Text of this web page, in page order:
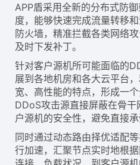
APP盾采用全新的分布式防
度，能够快速完成流量转移
防火墙，精准拦截各类网络
及时下发补丁。
针对客户源机所可能面临的
展到各地机房和各大云平台
宽、高性能的特点，形成一
DDoS攻击源直接屏蔽在骨
户源机的安全性，避免直接承
同时通过动态路由择优适配
行加速，汇聚节点实时地根